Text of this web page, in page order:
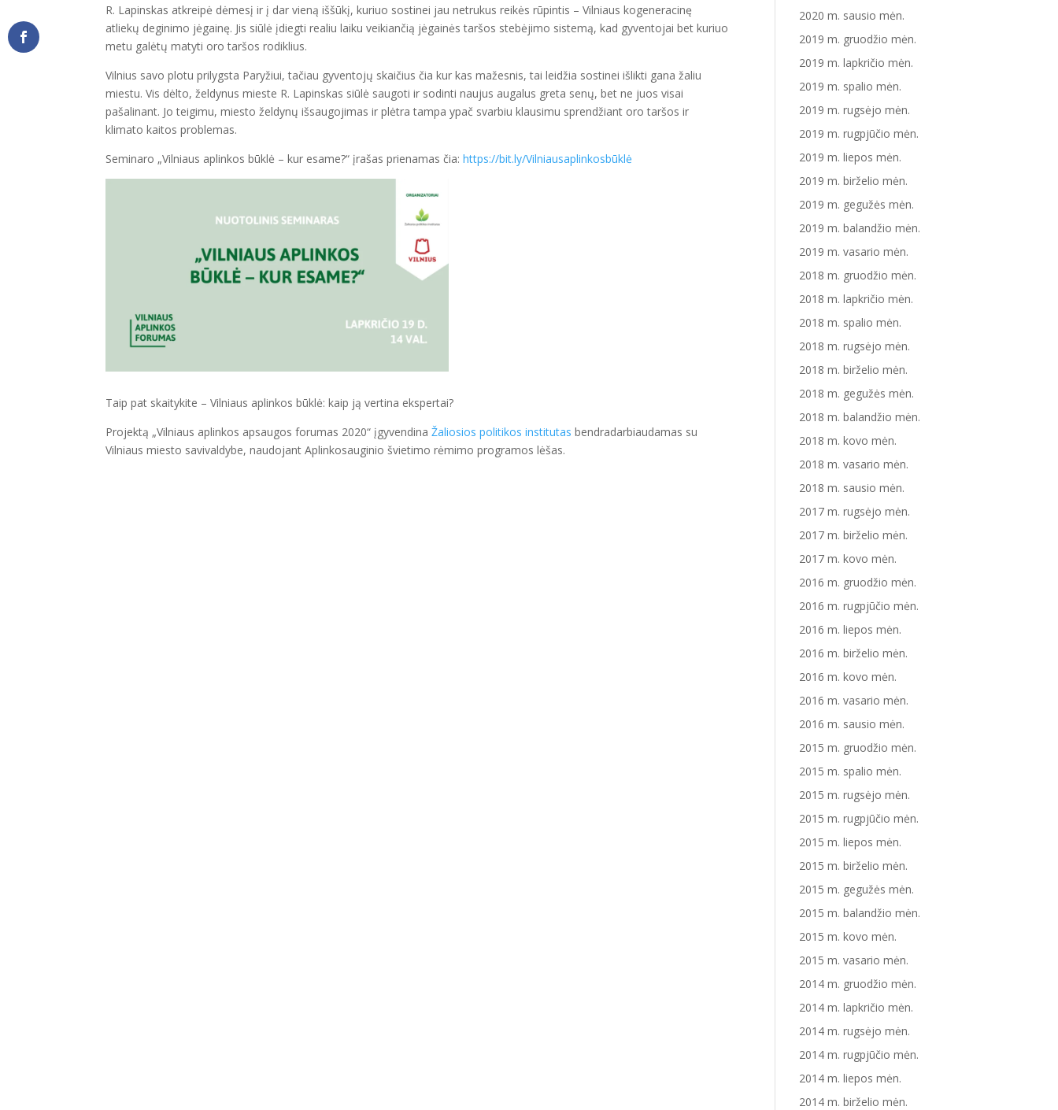
R. Lapinskas atkreipė dėmesį ir į dar vieną iššūkį, kuriuo sostinei jau netrukus reikės rūpintis – Vilniaus kogeneracinę
atliekų deginimo jėgainę. Jis siūlė įdiegti realiu laiku veikiančią jėgainės taršos stebėjimo sistemą, kad gyventojai bet kuriuo
metu galėtų matyti oro taršos rodiklius.
Vilnius savo plotu prilygsta Paryžiui, tačiau gyventojų skaičius čia kur kas mažesnis, tai leidžia sostinei išlikti gana žaliu
miestu. Vis dėlto, želdynus mieste R. Lapinskas siūlė saugoti ir sodinti naujus augalus greta senų, bet ne juos visai
pašalinant. Jo teigimu, miesto želdynų išsaugojimas ir plėtra tampa ypač svarbiu klausimu sprendžiant oro taršos ir
klimato kaitos problemas.
Seminaro „Vilniaus aplinkos būklė – kur esame?“ įrašas prienamas čia:https://bit.ly/Vilniausaplinkosbūklė
Taip pat skaitykite – Vilniaus aplinkos būklė: kaip ją vertina ekspertai?
Projektą „Vilniaus aplinkos apsaugos forumas 2020“ įgyvendinaŽaliosios politikos institutas bendradarbiaudamas su
Vilniaus miesto savivaldybe, naudojant Aplinkosauginio švietimo rėmimo programos lėšas.
2020 m. sausio mėn.
2019 m. gruodžio mėn.
2019 m. lapkričio mėn.
2019 m. spalio mėn.
2019 m. rugsėjo mėn.
2019 m. rugpjūčio mėn.
2019 m. liepos mėn.
2019 m. birželio mėn.
2019 m. gegužės mėn.
2019 m. balandžio mėn.
2019 m. vasario mėn.
2018 m. gruodžio mėn.
2018 m. lapkričio mėn.
2018 m. spalio mėn.
2018 m. rugsėjo mėn.
2018 m. birželio mėn.
2018 m. gegužės mėn.
2018 m. balandžio mėn.
2018 m. kovo mėn.
2018 m. vasario mėn.
2018 m. sausio mėn.
2017 m. rugsėjo mėn.
2017 m. birželio mėn.
2017 m. kovo mėn.
2016 m. gruodžio mėn.
2016 m. rugpjūčio mėn.
2016 m. liepos mėn.
2016 m. birželio mėn.
2016 m. kovo mėn.
2016 m. vasario mėn.
2016 m. sausio mėn.
2015 m. gruodžio mėn.
2015 m. spalio mėn.
2015 m. rugsėjo mėn.
2015 m. rugpjūčio mėn.
2015 m. liepos mėn.
2015 m. birželio mėn.
2015 m. gegužės mėn.
2015 m. balandžio mėn.
2015 m. kovo mėn.
2015 m. vasario mėn.
2014 m. gruodžio mėn.
2014 m. lapkričio mėn.
2014 m. rugsėjo mėn.
2014 m. rugpjūčio mėn.
2014 m. liepos mėn.
2014 m. birželio mėn.